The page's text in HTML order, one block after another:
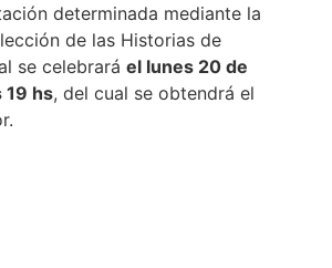
determinada mediante la
de las Historias de
se celebrará el lunes 20 de
19 hs, del cual se obtendrá el